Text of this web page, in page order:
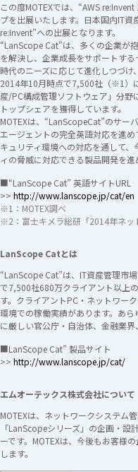
この度MOTEXでは、“AWS
プを出展いたします。日本国内IT
re:Invent”への出展となります。
“LanScope Cat”は、多くの企業が
を解決し、企業成長をサポートする
時代のニーズに応じて進化しつづけ
2014年10月時点で7,500社（※1）
産/PC構成管理ソフトウェア」分
トップシェアを獲得しています。
MOTEXは、“LanScopeCat”のサー
エージェントの完全英語対応を進
キュリティ環境への対応を通して
ィの脅威に対応できる製品開発を進
■“LanScope Cat” 英語サイトURL
>> http://www.lanscope.jp/cat/en
※1：MOTEX調べ
※2：富士キメラ総研「2014年ネッ
LanScope Catとは
“LanScope Cat”は、IT資産管理市
で7,500社680万クライアント以上
す。クライアントPC・ネットワー
環境での稼働実績があります。あ
に厳しい官公庁・自治体、金融業界
■LanScope Cat” 製品サイト
>> http://www.lanscope.jp/cat/
エムオーテックス株式会社について
MOTEXは、ネットワークシステム
「LanScopeシリーズ」の企画・
ーです。MOTEXは、今後もお客様
します。